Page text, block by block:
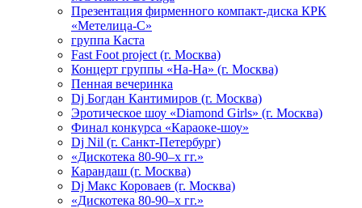
Презентация фирменного компакт-диска КРК
«Метелица-С»
группа Каста
Fast Foot project (г. Москва)
Концерт группы «На-На» (г. Москва)
Пенная вечеринка
Dj Богдан Кантимиров (г. Москва)
Эротическое шоу «Diamond Girls» (г. Москва)
Финал конкурса «Караоке-шоу»
Dj Nil (г. Санкт-Петербург)
«Дискотека 80-90–х гг.»
Карандаш (г. Москва)
Dj Макс Короваев (г. Москва)
«Дискотека 80-90–х гг.»